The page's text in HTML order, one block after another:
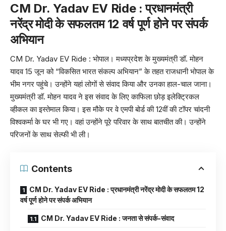
CM Dr. Yadav EV Ride : प्रधानमंत्री
नरेंद्र मोदी के सफलतम 12 वर्ष पूर्ण होने पर संपर्क
अभियान
CM Dr. Yadav EV Ride : भोपाल। मध्यप्रदेश के मुख्यमंत्री डॉ. मोहन
यादव 15 जून को “विकसित भारत संकल्प अभियान” के तहत राजधानी भोपाल के
भीम नगर पहुंचे। उन्होंने यहां लोगों से संवाद किया और उनका हाल-चाल जाना।
मुख्यमंत्री डॉ. मोहन यादव ने इस संवाद के लिए काफिला छोड़ इलेक्ट्रिकल
व्हीकल का इस्तेमाल किया। इस मौके पर वे एमपी बोर्ड की 12वीं की टॉपर चांदनी
विश्वकर्मा के घर भी गए। वहां उन्होंने पूरे परिवार के साथ बातचीत की। उन्होंने
परिजनों के साथ सेल्फी भी ली।
Contents
CM Dr. Yadav EV Ride : प्रधानमंत्री नरेंद्र मोदी के सफलतम 12
वर्ष पूर्ण होने पर संपर्क अभियान
CM Dr. Yadav EV Ride : जनता से संपर्क-संवाद